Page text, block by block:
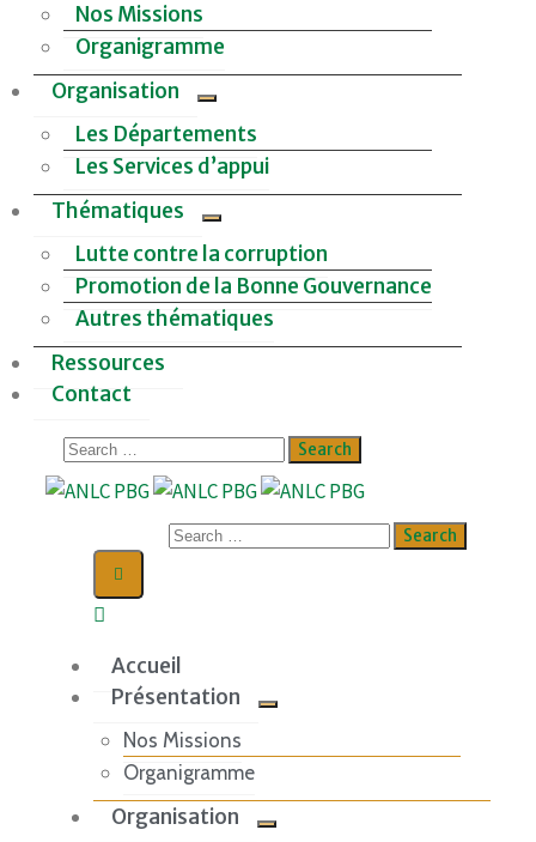
Nos Missions
Organigramme
Organisation
Les Départements
Les Services d’appui
Thématiques
Lutte contre la corruption
Promotion de la Bonne Gouvernance
Autres thématiques
Ressources
Contact
Accueil
Présentation
Nos Missions
Organigramme
Organisation